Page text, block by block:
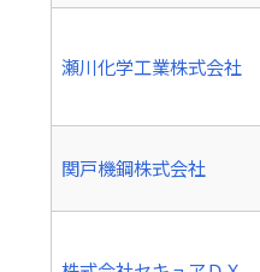
瀬川化学工業株式会社
関戸機鋼株式会社